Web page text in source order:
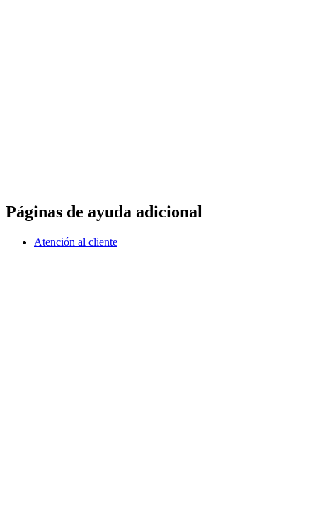
Páginas de ayuda adicional
Atención al cliente